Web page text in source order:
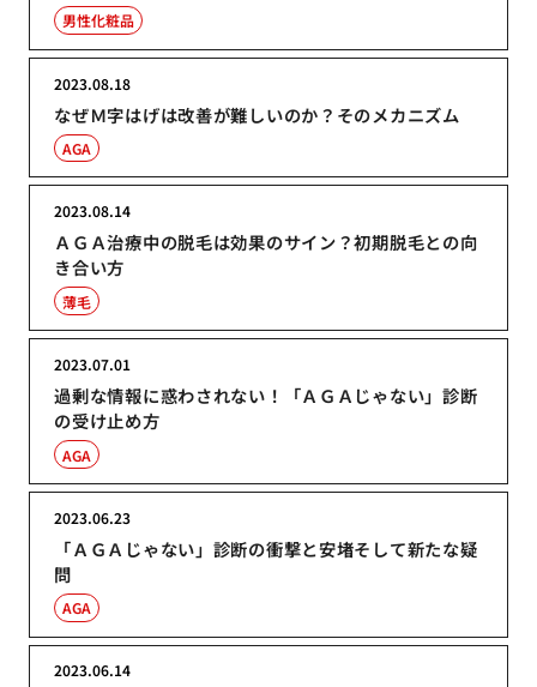
男性化粧品
なぜＭ字はげは改善が難しいのか？そのメカニズム
2023.08.18
AGA
ＡＧＡ治療中の脱毛は効果のサイン？初期脱毛との向
き合い方
2023.08.14
薄毛
過剰な情報に惑わされない！「ＡＧＡじゃない」診断
の受け止め方
2023.07.01
AGA
「ＡＧＡじゃない」診断の衝撃と安堵そして新たな疑
問
2023.06.23
AGA
2023.06.14